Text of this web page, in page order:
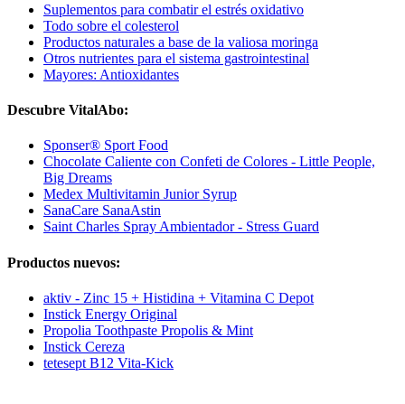
Suplementos para combatir el estrés oxidativo
Todo sobre el colesterol
Productos naturales a base de la valiosa moringa
Otros nutrientes para el sistema gastrointestinal
Mayores: Antioxidantes
Descubre VitalAbo:
Sponser® Sport Food
Chocolate Caliente con Confeti de Colores - Little People,
Big Dreams
Medex Multivitamin Junior Syrup
SanaCare SanaAstin
Saint Charles Spray Ambientador - Stress Guard
Productos nuevos:
aktiv - Zinc 15 + Histidina + Vitamina C Depot
Instick Energy Original
Propolia Toothpaste Propolis & Mint
Instick Cereza
tetesept B12 Vita-Kick